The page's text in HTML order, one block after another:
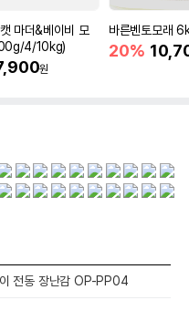
마더&베이비 모
4/10kg)
원
바른벤토모래
20%
전동 장난감 OP-PP04